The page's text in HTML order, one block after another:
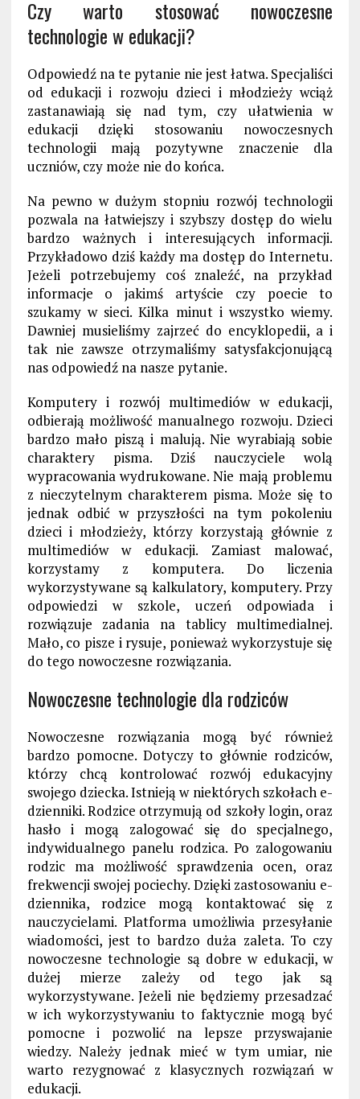
Czy warto stosować nowoczesne
technologie w edukacji?
Odpowiedź na te pytanie nie jest łatwa. Specjaliści
od edukacji i rozwoju dzieci i młodzieży wciąż
zastanawiają się nad tym, czy ułatwienia w
edukacji dzięki stosowaniu nowoczesnych
technologii mają pozytywne znaczenie dla
uczniów, czy może nie do końca.
Na pewno w dużym stopniu rozwój technologii
pozwala na łatwiejszy i szybszy dostęp do wielu
bardzo ważnych i interesujących informacji.
Przykładowo dziś każdy ma dostęp do Internetu.
Jeżeli potrzebujemy coś znaleźć, na przykład
informacje o jakimś artyście czy poecie to
szukamy w sieci. Kilka minut i wszystko wiemy.
Dawniej musieliśmy zajrzeć do encyklopedii, a i
tak nie zawsze otrzymaliśmy satysfakcjonującą
nas odpowiedź na nasze pytanie.
Komputery i rozwój multimediów w edukacji,
odbierają możliwość manualnego rozwoju. Dzieci
bardzo mało piszą i malują. Nie wyrabiają sobie
charaktery pisma. Dziś nauczyciele wolą
wypracowania wydrukowane. Nie mają problemu
z nieczytelnym charakterem pisma. Może się to
jednak odbić w przyszłości na tym pokoleniu
dzieci i młodzieży, którzy korzystają głównie z
multimediów w edukacji. Zamiast malować,
korzystamy z komputera. Do liczenia
wykorzystywane są kalkulatory, komputery. Przy
odpowiedzi w szkole, uczeń odpowiada i
rozwiązuje zadania na tablicy multimedialnej.
Mało, co pisze i rysuje, ponieważ wykorzystuje się
do tego nowoczesne rozwiązania.
Nowoczesne technologie dla rodziców
Nowoczesne rozwiązania mogą być również
bardzo pomocne. Dotyczy to głównie rodziców,
którzy chcą kontrolować rozwój edukacyjny
swojego dziecka. Istnieją w niektórych szkołach e-
dzienniki. Rodzice otrzymują od szkoły login, oraz
hasło i mogą zalogować się do specjalnego,
indywidualnego panelu rodzica. Po zalogowaniu
rodzic ma możliwość sprawdzenia ocen, oraz
frekwencji swojej pociechy. Dzięki zastosowaniu e-
dziennika, rodzice mogą kontaktować się z
nauczycielami. Platforma umożliwia przesyłanie
wiadomości, jest to bardzo duża zaleta. To czy
nowoczesne technologie są dobre w edukacji, w
dużej mierze zależy od tego jak są
wykorzystywane. Jeżeli nie będziemy przesadzać
w ich wykorzystywaniu to faktycznie mogą być
pomocne i pozwolić na lepsze przyswajanie
wiedzy. Należy jednak mieć w tym umiar, nie
warto rezygnować z klasycznych rozwiązań w
edukacji.